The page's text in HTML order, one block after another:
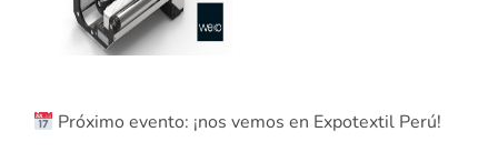
Próximo evento: ¡nos vemos en Expotextil Perú!